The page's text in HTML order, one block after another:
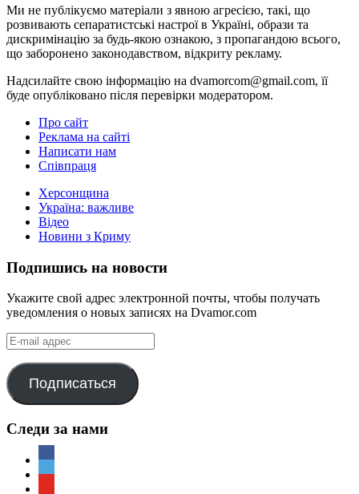
Ми не публікуємо матеріали з явною агресією, такі, що
розвивають сепаратистські настрої в Україні, образи та
дискримінацію за будь-якою ознакою, з пропагандою всього,
що заборонено законодавством, відкриту рекламу.
Надсилайте свою інформацію на dvamorcom@gmail.com, її
буде опубліковано після перевірки модератором.
Про сайт
Реклама на сайті
Написати нам
Співпраця
Херсонщина
Україна: важливе
Відео
Новини з Криму
Подпишись на новости
Укажите свой адрес электронной почты, чтобы получать
уведомления о новых записях на Dvamor.com
E-
mail
адрес
Подписаться
Следи за нами